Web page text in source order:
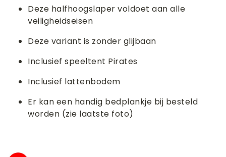
Deze halfhoogslaper voldoet aan alle
veiligheidseisen
Deze variant is zonder glijbaan
Inclusief speeltent Pirates
Inclusief lattenbodem
Er kan een handig bedplankje bij besteld
worden (zie laatste foto)